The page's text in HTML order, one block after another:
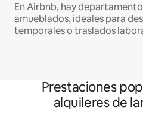
En Airbnb, hay
amueblados, ideales para
temporales o traslados
Prestaciones
alquileres de